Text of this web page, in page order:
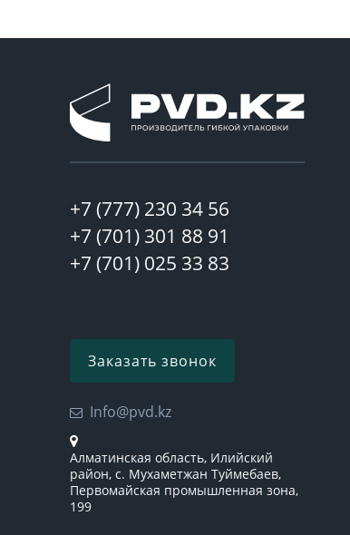
+7 (777) 230 34 56
+7 (701) 301 88 91
+7 (701) 025 33 83
Заказать звонок
Info@pvd.kz
Алматинская область, Илийский
район, с. Мухаметжан Туймебаев,
Первомайская промышленная зона,
199